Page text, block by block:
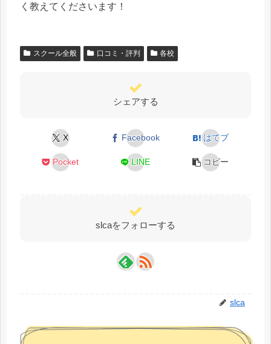
く教えてくださいます！
スクール全般 口コミ・評判 各校
シェアする
X Facebook はてブ
Pocket LINE コピー
slcaをフォローする
slca